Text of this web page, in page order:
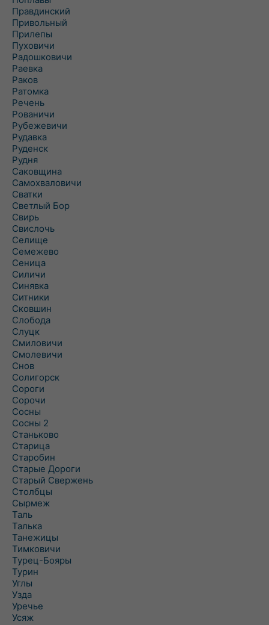
Правдинский
Привольный
Прилепы
Пуховичи
Радошковичи
Раевка
Раков
Ратомка
Речень
Рованичи
Рубежевичи
Рудавка
Руденск
Рудня
Саковщина
Самохваловичи
Сватки
Светлый Бор
Свирь
Свислочь
Селище
Семежево
Сеница
Силичи
Синявка
Ситники
Сковшин
Слобода
Слуцк
Смиловичи
Смолевичи
Снов
Солигорск
Сороги
Сорочи
Сосны
Сосны 2
Станьково
Старица
Старобин
Старые Дороги
Старый Свержень
Столбцы
Сырмеж
Таль
Талька
Танежицы
Тимковичи
Турец-Бояры
Турин
Углы
Узда
Уречье
Усяж